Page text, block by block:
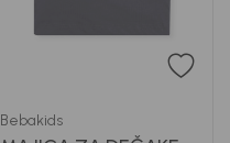
Bebakids